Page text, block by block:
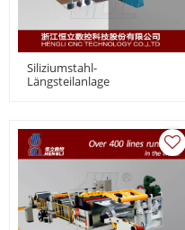
Siliziumstahl-
Längsteilanlage